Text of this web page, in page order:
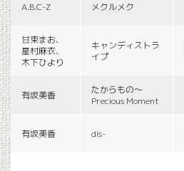
A.B.C-Z メクルメク
甘束まお、
星村麻衣、
木下ひより
キャンディストラ
イプ
有坂美香
たからもの〜
Precious Moment
有坂美香 dis-